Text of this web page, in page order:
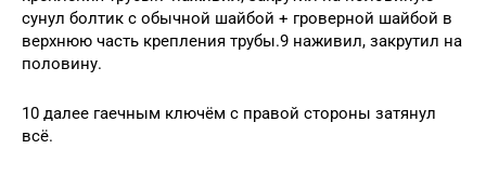
сунул болтик с обычной шайбой + гроверной шайбой в
верхнюю часть крепления трубы.9 наживил, закрутил на
половину.
10 далее гаечным ключём с правой стороны затянул
всё.